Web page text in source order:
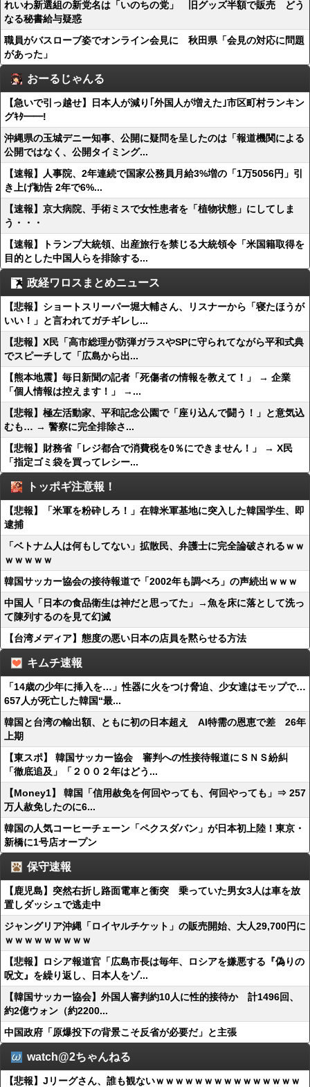
れいわ新選組の新党名は「いのちの党」 旧グッズ半額で販売 どう
なる秘書給与疑惑
職員がバスローブ姿でオンライン会見に 秋田県「会見の対応に問題
があった」
おーるじゃんる
【急いで引っ越せ】日本人が減り｢外国人が増えた｣市区町村ランキン
グｷﾀ━━!
沖縄県の玉城デニー知事、公開に疑問を呈したのは「報道機関による
公開ではなく、公開タイミング...
【速報】人事院、2年連続で国家公務員月給3%増の「1万5056円」引
き上げ勧告 2年で6%...
【速報】京大病院、手術ミスで女性患者を「植物状態」にしてしま
う・・・
【速報】トランプ大統領、出産旅行を禁じる大統領令「米国籍取得を
目的とした中国人らを排除する...
政経ワロスまとめニュース
【悲報】ショートスリーパー堀大輔さん、リスナーから「寝たほうが
いい！」と言われてガチギレし...
【悲報】X民「高市総理が防弾ガラスやSPに守られてながら平和式典
でスピーチして「広島から出...
【熊本地震】毎日新聞の記者「死傷者の情報を教えて！」 → 企業
「個人情報は控えます！」 →...
【悲報】極左活動家、平和記念公園で「座り込んで闘う！」と意気込
むも… → 警察に完全排除さ...
【悲報】財務省「レジ都合で消費税を0％にできません！」 → X民
「指定ゴミ袋を買ってレシー...
トッポギ注意報！
【悲報】「米軍を粉砕しろ！」在韓米軍基地に突入した韓国学生、即
逮捕
「ベトナム人は何もしてない」拡散民、弁護士に完全論破されるｗｗ
ｗｗｗｗｗ
韓国サッカー協会の接待報道で「2002年も調べろ」の声続出ｗｗｗ
中国人「日本の食品衛生は神だと思ってた」→魚を床に落として洗っ
て陳列するのを見て幻滅
【台湾メディア】態度の悪い日本の店員を黙らせる方法
キムチ速報
「14歳の少年に挿入を…」性器に火をつけ脅迫、少女達はモップで…
657人が死亡した韓国“最...
韓国と台湾の輸出額、ともに初の日本超え AI特需の恩恵で差 26年
上期
【東スポ】 韓国サッカー協会 審判への性接待報道にＳＮＳ紛糾
「徹底追及」「２００２年はどう...
【Money1】 韓国「信用赦免を何回やっても、何回やっても」⇒ 257
万人赦免したのに6...
韓国の人気コーヒーチェーン「ペクスダバン」が日本初上陸！東京・
新橋に1号店オープン
保守速報
【鹿児島】突然右折し路面電車と衝突 乗っていた男女3人は車を放
置しダッシュで逃走中
ジャングリア沖縄「ロイヤルチケット」の販売開始、大人29,700円に
ｗｗｗｗｗｗｗｗｗ
【悲報】ロシア報道官「広島市長は毎年、ロシアを嫌悪する『偽りの
呪文』を繰り返し、日本人をゾ...
【韓国サッカー協会】外国人審判約10人に性的接待か 計1496回、
約2億ウォン（約2200...
中国政府「原爆投下の背景こそ反省が必要だ」と主張
watch@2ちゃんねる
【悲報】Jリーグさん、誰も観ないｗｗｗｗｗｗｗｗｗｗｗｗｗｗｗ